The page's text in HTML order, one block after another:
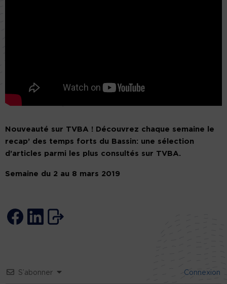
Nouveauté sur TVBA ! Découvrez chaque semaine le
recap’ des temps forts du Bassin: une sélection
d’articles parmi les plus consultés sur TVBA.
Semaine du 2 au 8 mars 2019
S’abonner Connexion